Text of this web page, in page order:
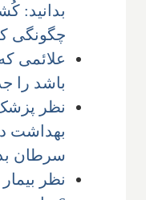
بدانید:
چگونگی
علائمی
باشد را
نظر
بهداشت
سرطان
نظر